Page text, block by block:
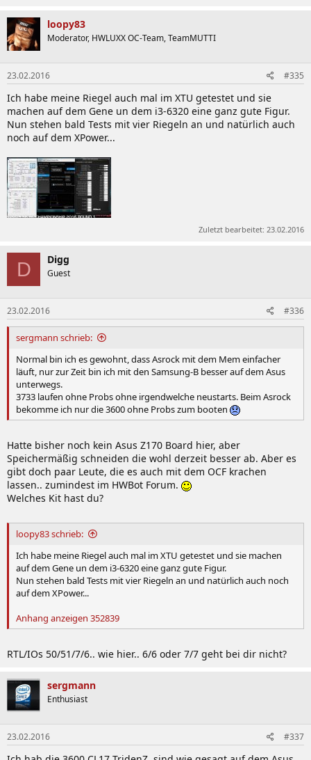
loopy83
Moderator, HWLUXX OC-Team, TeamMUTTI
23.02.2016 #335
Ich habe meine Riegel auch mal im XTU getestet und sie
machen auf dem Gene un dem i3-6320 eine ganz gute Figur.
Nun stehen bald Tests mit vier Riegeln an und natürlich auch
noch auf dem XPower...
Zuletzt bearbeitet: 23.02.2016
D Digg
Guest
23.02.2016 #336
sergmann schrieb:
Normal bin ich es gewohnt, dass Asrock mit dem Mem einfacher
läuft, nur zur Zeit bin ich mit den Samsung-B besser auf dem Asus
unterwegs.
3733 laufen ohne Probs ohne irgendwelche neustarts. Beim Asrock
bekomme ich nur die 3600 ohne Probs zum booten
Hatte bisher noch kein Asus Z170 Board hier, aber
Speichermäßig schneiden die wohl derzeit besser ab. Aber es
gibt doch paar Leute, die es auch mit dem OCF krachen
lassen.. zumindest im HWBot Forum.
Welches Kit hast du?
loopy83 schrieb:
Ich habe meine Riegel auch mal im XTU getestet und sie machen
auf dem Gene un dem i3-6320 eine ganz gute Figur.
Nun stehen bald Tests mit vier Riegeln an und natürlich auch noch
auf dem XPower...
Anhang anzeigen 352839
RTL/IOs 50/51/7/6.. wie hier.. 6/6 oder 7/7 geht bei dir nicht?
sergmann
Enthusiast
23.02.2016 #337